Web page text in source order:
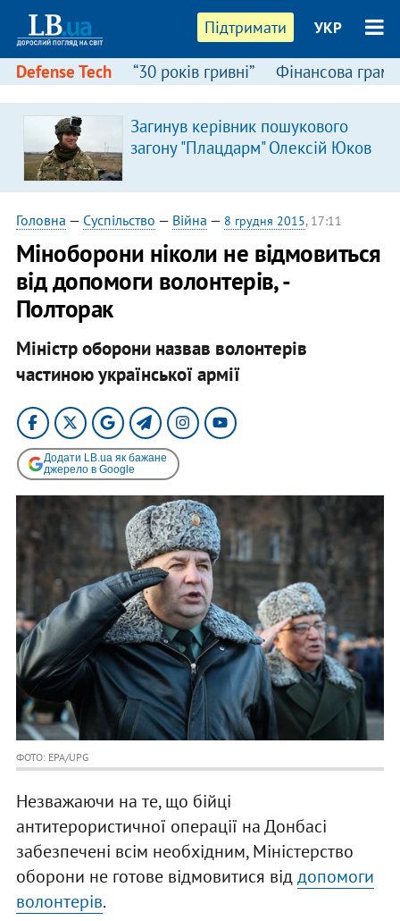
Підтримати УКР
Defense Tech “30 років гривні” Фінансова
Загинув керівник пошукового
загону "Плацдарм" Олексій Юков
Головна — Суспільство — Війна — 8 грудня 2015, 17:11
Міноборони ніколи не відмовиться
від допомоги волонтерів, -
Полторак
Міністр оборони назвав волонтерів
частиною української армії
Додати LB.ua як бажане
джерело в Google
ФОТО: EPA/UPG
Незважаючи на те, що бійці
антитерористичної операції на Донбасі
забезпечені всім необхідним, Міністерство
оборони не готове відмовитися віддопомоги
волонтерів.